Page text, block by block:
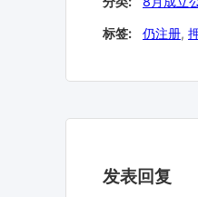
标签: 仍注册,
发表回复